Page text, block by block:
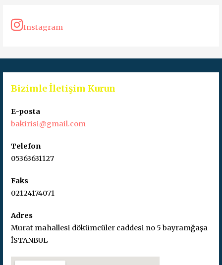
Instagram
Bizimle İletişim Kurun
E-posta
bakirisi@gmail.com
Telefon
05363631127
Faks
02124174071
Adres
Murat mahallesi dökümcüler caddesi no 5 bayramğaşa
İSTANBUL